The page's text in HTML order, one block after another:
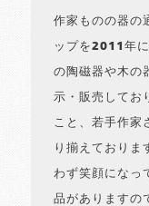
作家ものの器の
ップを2011年
の陶磁器や木の
示・販売してお
こと、若手作家
り揃えておりま
わず笑顔になっ
品がありますの